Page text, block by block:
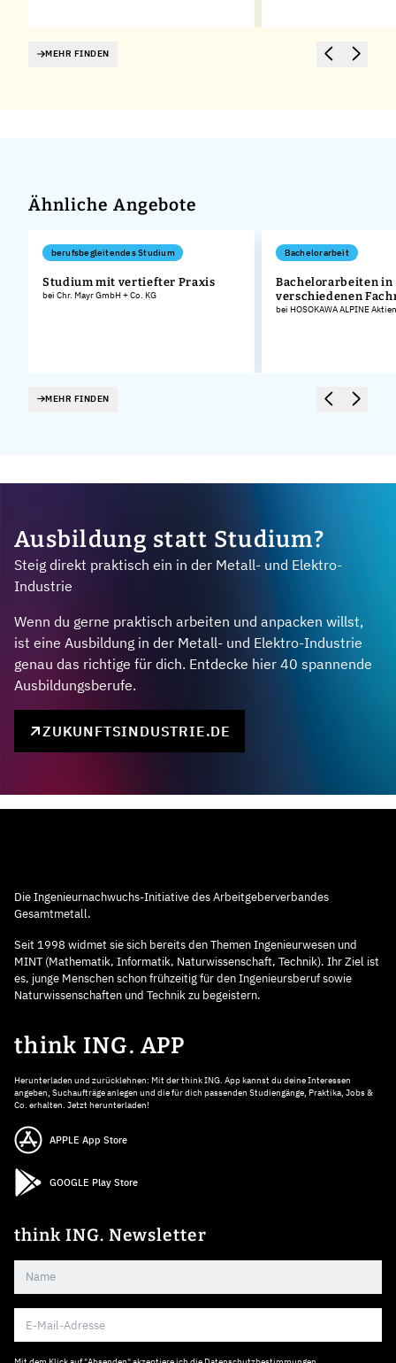
MEHR FINDEN
Ähnliche Angebote
berufsbegleitendes Studium
Studium mit vertiefter Praxis
bei Chr. Mayr GmbH + Co. KG
Bachelorarbeit
Bachelorarbeiten in
verschiedenen
bei HOSOKAWA ALPINE
MEHR FINDEN
Ausbildung statt Studium?
Steig direkt praktisch ein in der Metall- und Elektro-
Industrie
Wenn du gerne praktisch arbeiten und anpacken willst,
ist eine Ausbildung in der Metall- und Elektro-Industrie
genau das richtige für dich. Entdecke hier 40 spannende
Ausbildungsberufe.
ZUKUNFTSINDUSTRIE.DE
Die Ingenieurnachwuchs-Initiative des Arbeitgeberverbandes
Gesamtmetall.
Seit 1998 widmet sie sich bereits den Themen Ingenieurwesen und
MINT (Mathematik, Informatik, Naturwissenschaft, Technik). Ihr Ziel ist
es, junge Menschen schon frühzeitig für den Ingenieursberuf sowie
Naturwissenschaften und Technik zu begeistern.
think ING. APP
Herunterladen und zurücklehnen: Mit der think ING. App kannst du deine Interessen
angeben, Suchaufträge anlegen und die für dich passenden Studiengänge, Praktika, Jobs &
Co. erhalten. Jetzt herunterladen!
APPLE App Store
GOOGLE Play Store
think ING. Newsletter